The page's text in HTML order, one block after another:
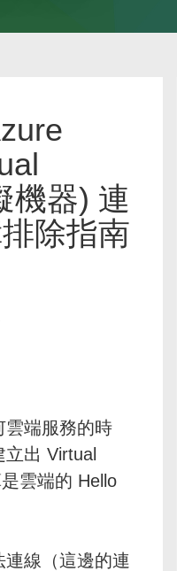
機器) 連
除指南
雲端服務的時
出 Virtual
雲端的 Hello
線（這邊的連